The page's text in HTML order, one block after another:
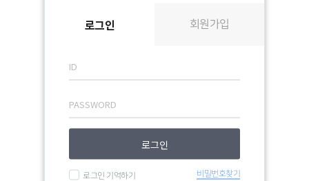
로그인 회원가입
로그인
로그인 기억하기 비밀번호찾기